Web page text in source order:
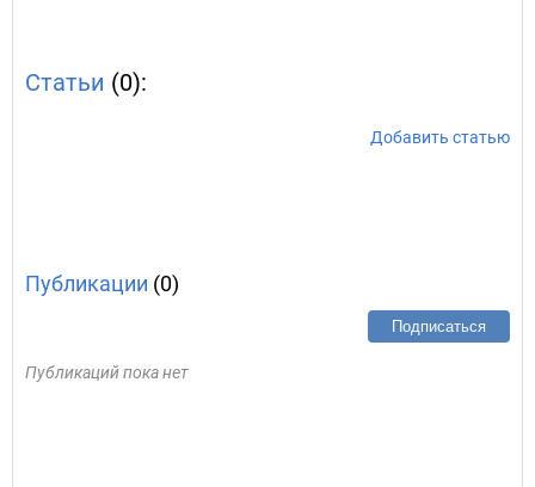
Статьи (0):
Добавить статью
Публикации (0)
Подписаться
Публикаций пока нет